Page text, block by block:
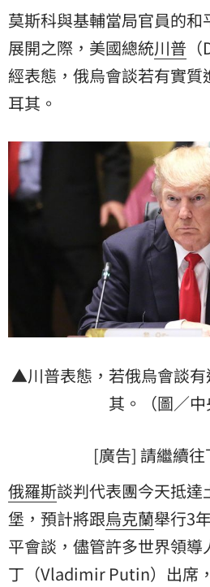
莫斯科與基輔當局官員的和
展開之際，美國總統川普
經表態，俄烏會談若有實質
耳其。
▲川普表態，若俄烏會談有
其。（圖／中
[廣告] 請繼續
俄羅斯談判代表團今天抵達
堡，預計將跟烏克蘭舉行3
平會談，儘管許多世界領
丁 （Vladimir Putin）出席